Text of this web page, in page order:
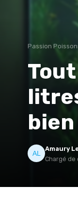
Passion
Amaury
Chargé de